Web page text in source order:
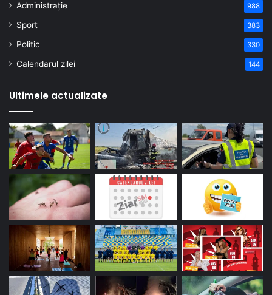
Administrație 988
Sport 383
Politic 330
Calendarul zilei 144
Ultimele actualizate